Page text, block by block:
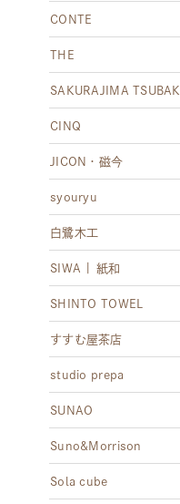
CONTE
THE
SAKURAJIMA TSUBAKI
CINQ
JICON・磁今
syouryu
白鷺木工
SIWA | 紙和
SHINTO TOWEL
すすむ屋茶店
studio prepa
SUNAO
Suno&Morrison
Sola cube